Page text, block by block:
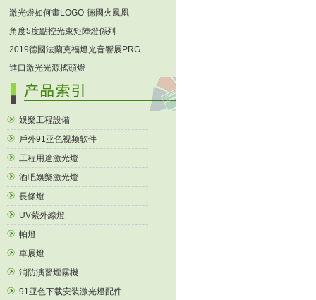
激光燈如何畫LOGO-德國火鳳凰
角度5度點控光束矩陣燈係列
2019德國法蘭克福燈光音響展PRG..
進口激光光源搖頭燈
娛樂工程設備
戶外91亚色视频软件
工程用途激光燈
酒吧娛樂激光燈
長條燈
UV紫外線燈
帕燈
車展燈
消防演習煙霧機
91亚色下载安装激光燈配件